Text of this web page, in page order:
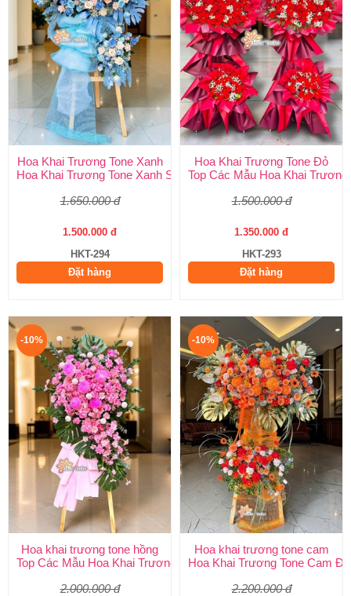
Hoa Khai Trương Tone Xanh
Hoa Khai Trương Tone Xanh Sang Trọng, Độc Đáo | Shop Hoa
1.650.000 đ
1.500.000 đ
HKT-294
Đặt hàng
Hoa Khai Trương Tone Đỏ
Top Các Mẫu Hoa Khai
1.500.000 đ
1.350.000 đ
HKT-293
Đặt hàng
-10%
Hoa khai trương tone hồng
Top Các Mẫu Hoa Khai Trương Tone Hồng Đẹp, Sang Trọng,
2.000.000 đ
-10%
Hoa khai trương tone cam
Hoa Khai Trương Tone Cam
2.200.000 đ